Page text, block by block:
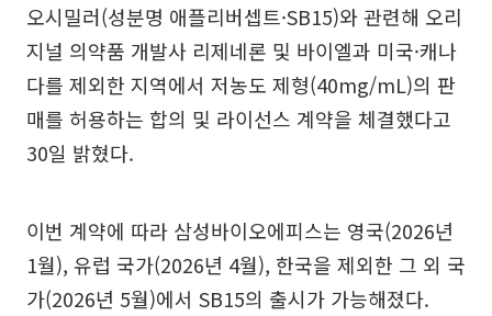
오시밀러(성분명 애플리버셉트·SB15)와 관련해 오리
지널 의약품 개발사 리제네론 및 바이엘과 미국·캐나
다를 제외한 지역에서 저농도 제형(40mg/mL)의 판
매를 허용하는 합의 및 라이선스 계약을 체결했다고
30일 밝혔다.
이번 계약에 따라 삼성바이오에피스는 영국(2026년
1월), 유럽 국가(2026년 4월), 한국을 제외한 그 외 국
가(2026년 5월)에서 SB15의 출시가 가능해졌다.